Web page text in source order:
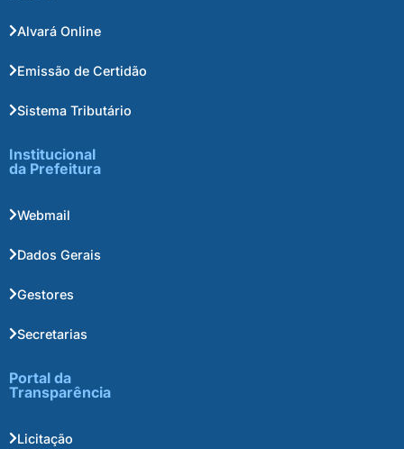
Alvará Online
Emissão de Certidão
Sistema Tributário
Institucional
da Prefeitura
Webmail
Dados Gerais
Gestores
Secretarias
Portal da
Transparência
Licitação